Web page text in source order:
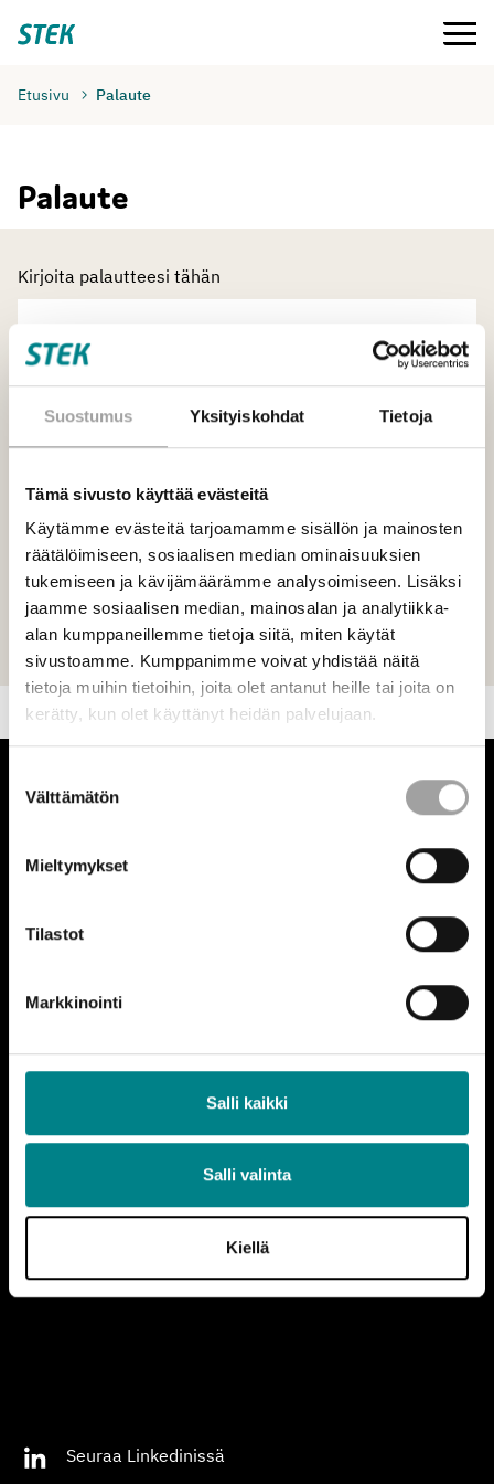
Suostumus Yksityiskohdat Tietoja
Tämä sivusto käyttää evästeitä
Käytämme evästeitä tarjoamamme sisällön ja mainosten
räätälöimiseen, sosiaalisen median ominaisuuksien
tukemiseen ja kävijämäärämme analysoimiseen. Lisäksi
jaamme sosiaalisen median, mainosalan ja analytiikka-
alan kumppaneillemme tietoja siitä, miten käytät
sivustoamme. Kumppanimme voivat yhdistää näitä
tietoja muihin tietoihin, joita olet antanut heille tai joita on
kerätty, kun olet käyttänyt heidän palvelujaan.
valinta
Välttämätön
Mieltymykset
Tilastot
Markkinointi
Salli kaikki
Salli valinta
Kiellä
suoraan
Stek Valikko
Etusivu Palaute
Palaute
Kirjoita palautteesi tähän
Lähetä
OlemmeSäätiöt ja rahastot ry
Hyvää
Tietosuojalauseke
Lataa STEK-logoja
Palaute
Seuraa Linkedinissä